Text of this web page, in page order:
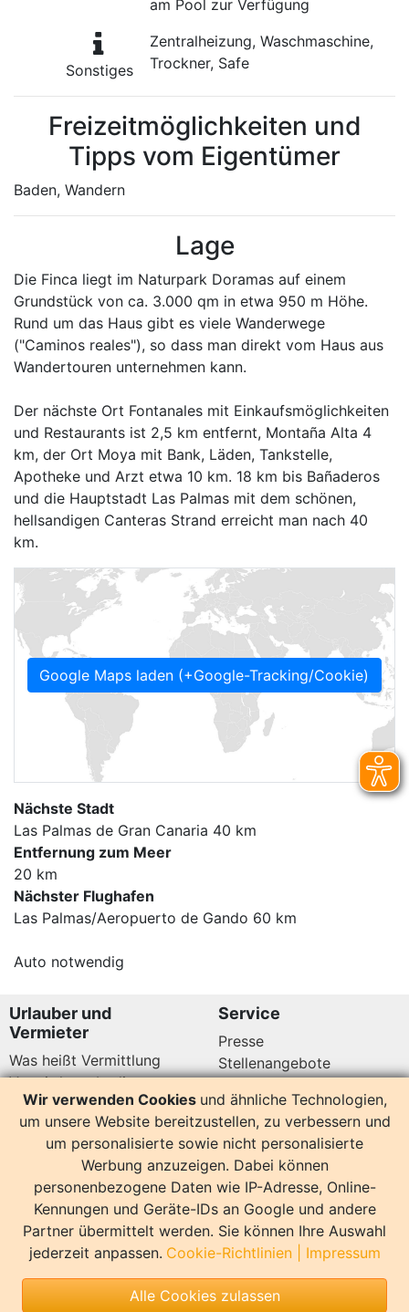
am Pool zur Verfügung
Sonstiges
Zentralheizung, Waschmaschine,
Trockner, Safe
Freizeitmöglichkeiten und
Tipps vom Eigentümer
Baden, Wandern
Lage
Die Finca liegt im Naturpark Doramas auf einem
Grundstück von ca. 3.000 qm in etwa 950 m Höhe.
Rund um das Haus gibt es viele Wanderwege
("Caminos reales"), so dass man direkt vom Haus aus
Wandertouren unternehmen kann.
Der nächste Ort Fontanales mit Einkaufsmöglichkeiten
und Restaurants ist 2,5 km entfernt, Montaña Alta 4
km, der Ort Moya mit Bank, Läden, Tankstelle,
Apotheke und Arzt etwa 10 km. 18 km bis Bañaderos
und die Hauptstadt Las Palmas mit dem schönen,
hellsandigen Canteras Strand erreicht man nach 40
km.
Google Maps laden (+Google-Tracking/Cookie)
Nächste Stadt
Las Palmas de Gran Canaria 40 km
Entfernung zum Meer
20 km
Nächster Flughafen
Las Palmas/Aeropuerto de Gando 60 km
Auto notwendig
Urlauber und
Vermieter
Was heißt Vermittlung
Vermittlungsbedingungen
Datenschutz
Service
Presse
Stellenangebote
Kundenbewertungen
14157 Bewertungen
Hier sind wir auch
Copyright Impressum
Wir verwenden Cookies und ähnliche Technologien,
um unsere Website bereitzustellen, zu verbessern und
um personalisierte sowie nicht personalisierte
Werbung anzuzeigen. Dabei können
personenbezogene Daten wie IP-Adresse, Online-
Kennungen und Geräte-IDs an Google und andere
Partner übermittelt werden. Sie können Ihre Auswahl
jederzeit anpassen. Cookie-Richtlinien| Impressum
Alle Cookies zulassen